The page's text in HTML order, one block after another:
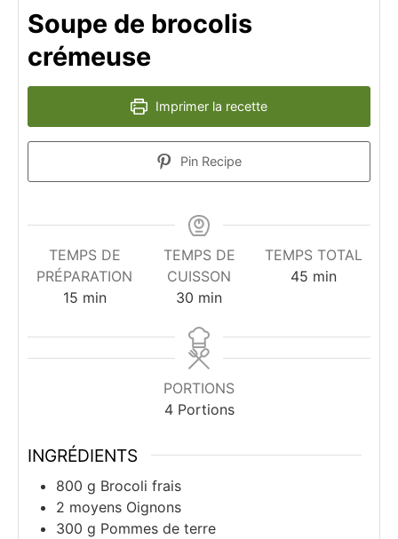
Soupe de brocolis
crémeuse
Imprimer la recette
Pin Recipe
TEMPS DE
PRÉPARATION
15minutes
min
TEMPS DE
CUISSON
30 minutes
min
TEMPS TOTAL
45minutes
min
PORTIONS
4 Portions
INGRÉDIENTS
800 g Brocoli frais
2 moyens Oignons
300 g Pommes de terre